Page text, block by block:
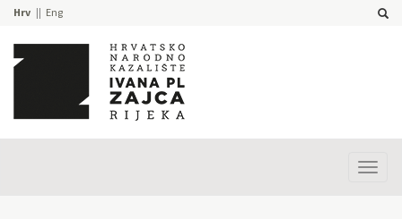
Hrv Eng